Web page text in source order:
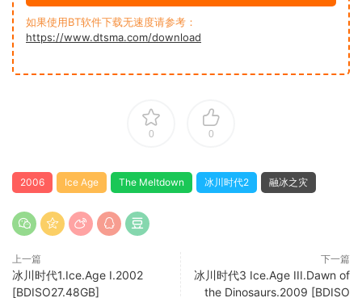
如果使用BT软件下载无速度请参考：
https://www.dtsma.com/download
0 0
2006 Ice Age The Meltdown 冰川时代2 融冰之灾
上一篇
冰川时代1.Ice.Age I.2002
[BDISO27.48GB]
下一篇
冰川时代3 Ice.Age III.Dawn of
the Dinosaurs.2009 [BDISO